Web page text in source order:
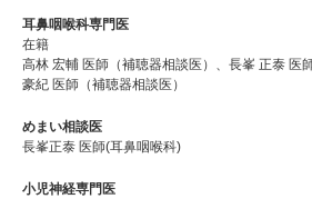
耳鼻咽喉科専門医
在籍
高林 宏輔 医師（補聴器相談医）、長峯 正泰 医
豪紀 医師（補聴器相談医）
めまい相談医
長峯正泰 医師(耳鼻咽喉科)
小児神経専門医